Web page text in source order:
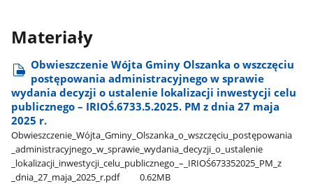
Materiały
Obwieszczenie Wójta Gminy Olszanka o wszczęciu
postępowania administracyjnego w sprawie
wydania decyzji o ustalenie lokalizacji inwestycji celu
publicznego – IRIOŚ.6733.5.2025. PM z dnia 27 maja
2025 r.
Obwieszczenie​_Wójta​_Gminy​_Olszanka​_o​_wszczęciu​_postępowania​
_administracyjnego​_w​_sprawie​_wydania​_decyzji​_o​_ustalenie​
_lokalizacji​_inwestycji​_celu​_publicznego​_–​_IRIOŚ673352025​_PM​_z​
_dnia​_27​_maja​_2025​_r.pdf
0.62MB